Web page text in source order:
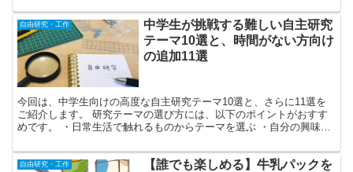
自由研究・工作
中学生が挑戦する難しい自主研究
テーマ10選と、時間がない方向け
の追加11選
今回は、中学生向けの高度な自主研究テーマ10選と、さらに11選を
ご紹介します。 研究テーマの選び方には、以下のポイントがおすす
めです。 ・日常生活で触れるものからテーマを選ぶ ・自分の興味が
自由研究・工作
【誰でも楽しめる】牛乳パックを